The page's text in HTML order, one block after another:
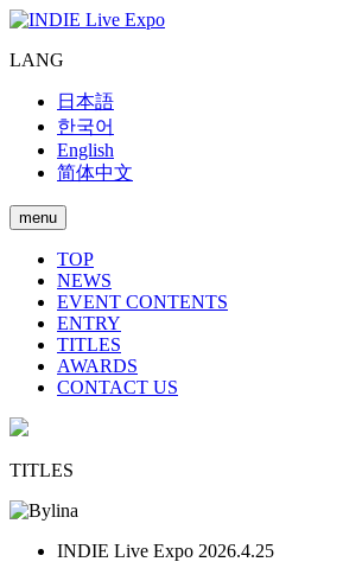
LANG
日本語
한국어
English
简体中文
menu
TOP
NEWS
EVENT CONTENTS
ENTRY
TITLES
AWARDS
CONTACT US
TITLES
INDIE Live Expo 2026.4.25